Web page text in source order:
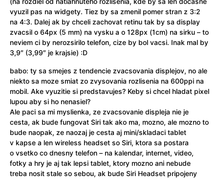
vyuzil pas na widgety. Tiez by sa zmenil pomer stran z 3:2
na 4:3. Dalej ak by chceli zachovat retinu tak by sa display
zvacsil o 64px (5 mm) na vysku a o 128px (1cm) na sirku – to
neviem ci by nerozsirilo telefon, cize by bol vacsi. Inak mal by
3,9″ (3,99″ je krajsie) :D
babo: ty sa smejes z tendencie zvacsovania displejov, no ale
niekto sa moze smiat zo zvysovania rozlisenia na 600ppi na
mobil. Ake vyuzitie si predstavujes? Keby si chcel hladat pixel
lupou aby si ho nenasiel?
Ale paci sa mi myslienka, ze zvacsovanie displeja nie je
cesta, ak bude fungovat Siri tak ako ma, mozno, ale mozno to
bude naopak, ze naozaj je cesta aj mini/skladaci tablet
v kapse a len wireless headset so Siri, ktora sa postara
o vsetko co dnesny telefon – na kalendar, internet, video,
fotky a hry je aj tak lepsi tablet, ktory mozno ani nebude
treba nosit stale so sebou, ak bude Siri Headset pripojeny